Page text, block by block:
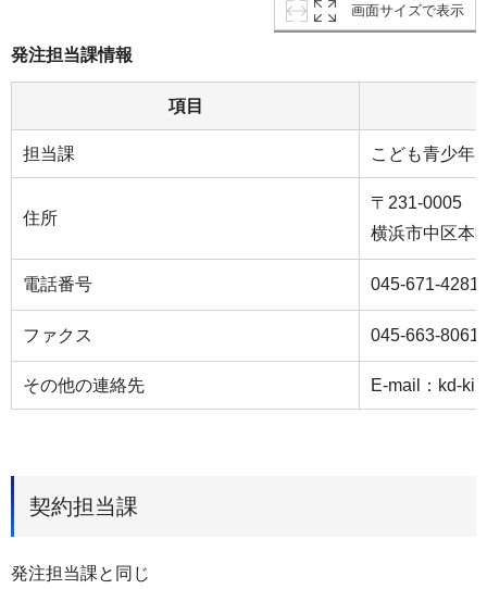
画面サイズで表示
発注担当課情報
項目
担当課 こども青少年
住所
〒231-0005
横浜市中区本
電話番号 045-671-4281
ファクス 045-663-8061
その他の連絡先 E-mail：kd-
契約担当課
発注担当課と同じ